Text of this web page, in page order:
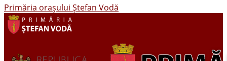
Primăria oraşului Ştefan Vodă